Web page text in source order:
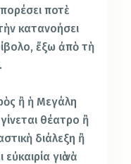
ποτὲ
κατανοήσει
ἔξω ἀπὸ τὴ
ἢ ἡ Μεγάλη
θέατρο ἢ
διάλεξη ἢ
γιὰ νὰ